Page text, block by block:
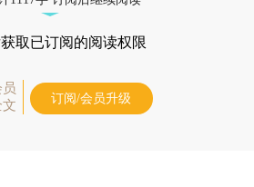
取已订阅的阅读权限
订阅/会员升级